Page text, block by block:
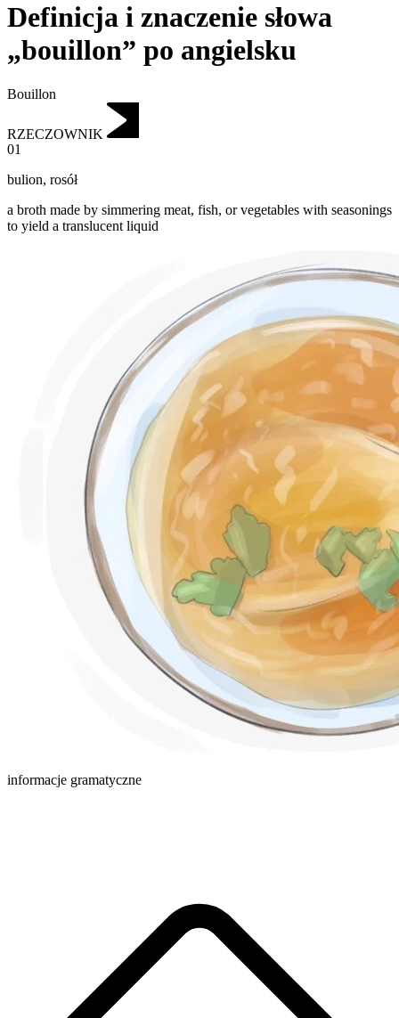
Definicja i znaczenie słowa
„bouillon” po angielsku
Bouillon
RZECZOWNIK
01
bulion, rosół
a broth made by simmering meat, fish, or vegetables with seasonings
to yield a translucent liquid
informacje gramatyczne